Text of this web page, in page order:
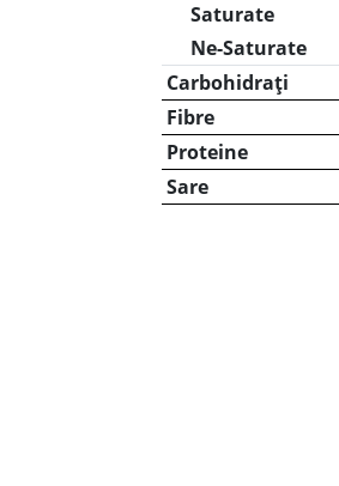
Saturate
Ne-Saturate
Carbohidrați
Fibre
Proteine
Sare